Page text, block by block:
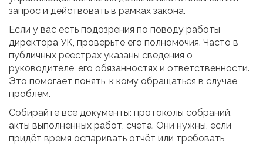
запрос и действовать в рамках закона.
Если у вас есть подозрения по поводу работы
директора УК, проверьте его полномочия. Часто в
публичных реестрах указаны сведения о
руководителе, его обязанностях и ответственности.
Это помогает понять, к кому обращаться в случае
проблем.
Собирайте все документы: протоколы собраний,
акты выполненных работ, счета. Они нужны, если
придёт время оспаривать отчёт или требовать